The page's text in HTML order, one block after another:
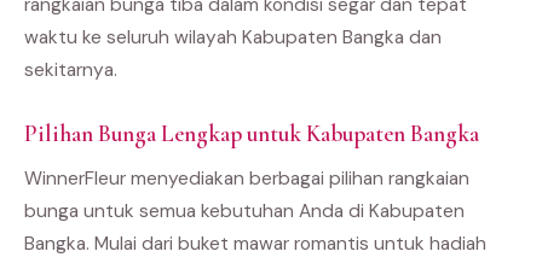
waktu ke seluruh wilayah Kabupaten Bangka dan
sekitarnya.
Pilihan Bunga Lengkap untuk Kabupaten Bangka
WinnerFleur menyediakan berbagai pilihan rangkaian
bunga untuk semua kebutuhan Anda di Kabupaten
Bangka. Mulai dari buket mawar romantis untuk hadiah